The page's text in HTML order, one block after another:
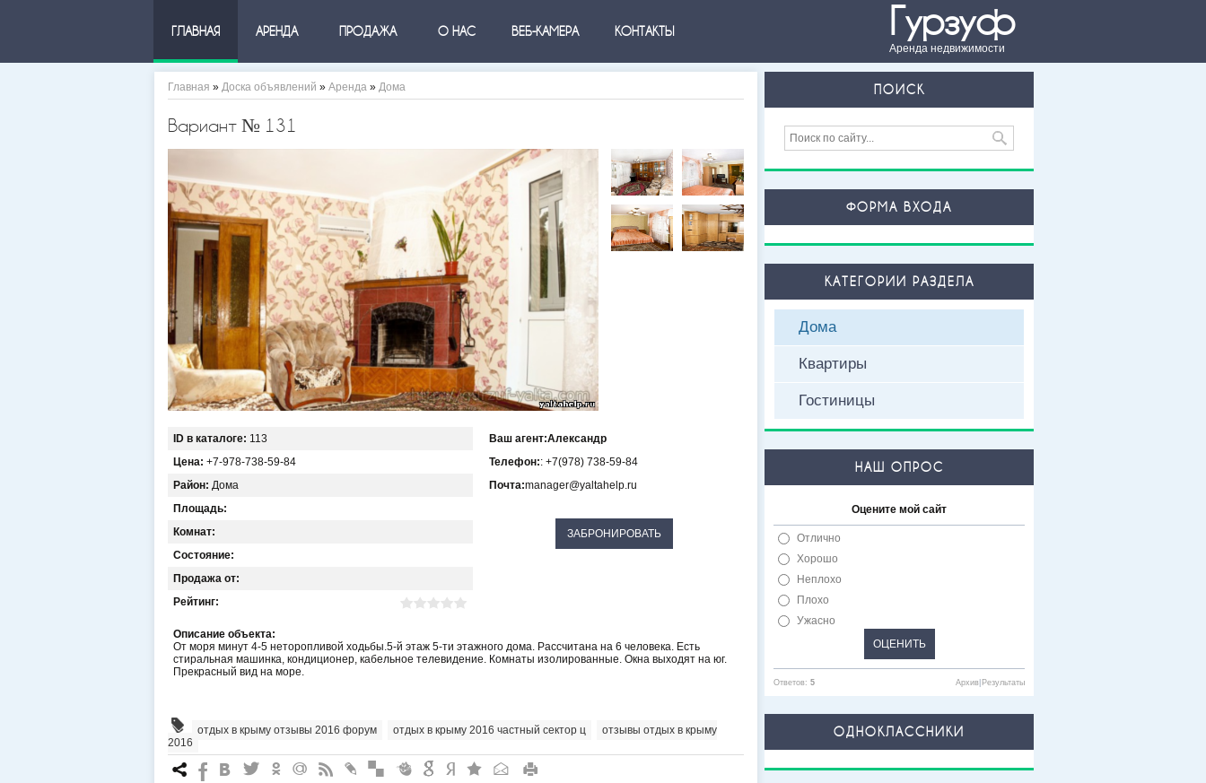
ГЛАВНАЯ АРЕНДА ПРОДАЖА О НАС ВЕБ-КАМЕРА КОНТАКТЫ Гурзуф
Аренда недвижимости
Главная » Доска объявлений » Аренда » Дома
Вариант № 131
ID в каталоге: 113
Цена: +7-978-738-59-84
Район: Дома
Площадь:
Комнат:
Состояние:
Продажа от:
Рейтинг:
Ваш агент:Александр
Телефон:: +7(978) 738-59-84
Почта:manager@yaltahelp.ru
Описание объекта:
От моря минут 4-5 неторопливой ходьбы.5-й этаж 5-ти этажного дома. Рассчитана на 6 человека. Есть
стиральная машинка, кондиционер, кабельное телевидение. Комнаты изолированные. Окна выходят на юг.
Прекрасный вид на море.
отдых в крыму отзывы 2016 форум отдых в крыму 2016 частный сектор ц
отзывы отдых в крыму
2016
7 % 4 3 . + 0 * # " & 6 Q P R
ПОИСК
ФОРМА ВХОДА
КАТЕГОРИИ РАЗДЕЛА
Дома
Квартиры
Гостиницы
НАШ ОПРОС
Оцените мой сайт
Отлично
Хорошо
Неплохо
Плохо
Ужасно
Ответов: 5 Результаты
Архив
ОДНОКЛАССНИКИ